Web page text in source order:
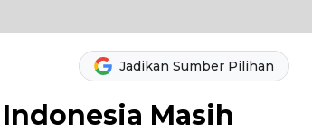
Jadikan Sumber Pilihan
Masih